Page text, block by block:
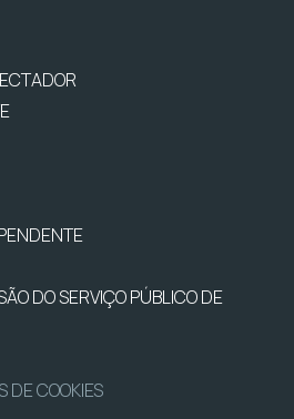
DO SERVIÇO PÚBLICO DE
DE COOKIES